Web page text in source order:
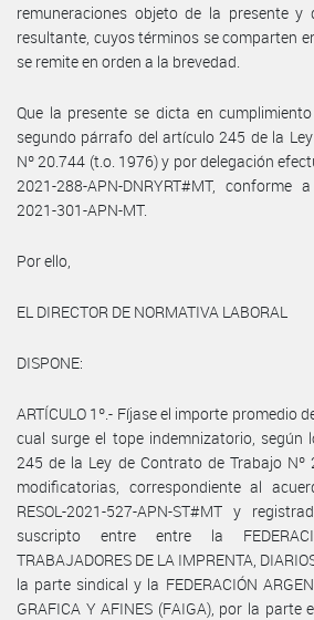
remuneraciones objeto de la presente y
resultante, cuyos términos se comparten
se remite en orden a la brevedad.
Que la presente se dicta en
segundo párrafo del artículo 245 de la
Nº 20.744 (t.o. 1976) y por delegación
2021-288-APN-DNRYRT#MT, conforme
2021-301-APN-MT.
Por ello,
EL DIRECTOR DE NORMATIVA LABORAL
DISPONE:
ARTÍCULO 1º.- Fíjase el importe promedio
cual surge el tope indemnizatorio, según
245 de la Ley de Contrato de Trabajo Nº
modificatorias, correspondiente al
RESOL-2021-527-APN-ST#MT y
suscripto entre entre la
TRABAJADORES DE LA IMPRENTA,
la parte sindical y la FEDERACIÓN
GRAFICA Y AFINES (FAIGA), por la